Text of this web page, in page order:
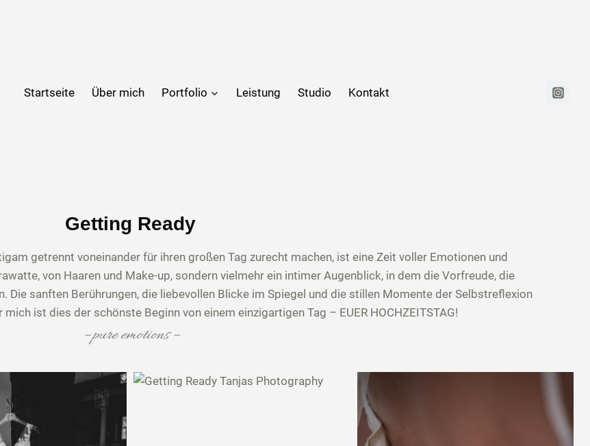
Startseite Über mich Portfolio Leistung Studio Kontakt
Getting Ready
getrennt voneinander für ihren großen Tag zurecht machen, ist eine Zeit voller Emotionen und
von Haaren und Make-up, sondern vielmehr ein intimer Augenblick, in dem die Vorfreude, die
Die sanften Berührungen, die liebevollen Blicke im Spiegel und die stillen Momente der Selbstreflexion
ist dies der schönste Beginn von einem einzigartigen Tag – EUER HOCHZEITSTAG!
–pure emotions–